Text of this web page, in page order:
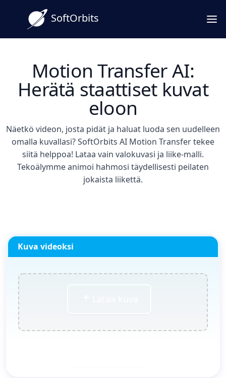
SoftOrbits
Motion Transfer AI:
Herätä staattiset kuvat
eloon
Näetkö videon, josta pidät ja haluat luoda sen uudelleen
omalla kuvallasi? SoftOrbits AI Motion Transfer tekee
siitä helppoa! Lataa vain valokuvasi ja liike-malli.
Tekoälymme animoi hahmosi täydellisesti peilaten
jokaista liikettä.
Kuva videoksi